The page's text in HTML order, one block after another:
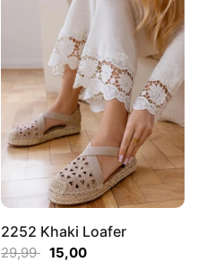
2252 Khaki Loafer
29,99 15,00